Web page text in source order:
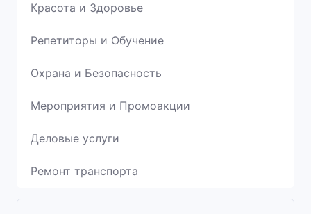
Красота и Здоровье
Репетиторы и Обучение
Охрана и Безопасность
Мероприятия и Промоакции
Деловые услуги
Ремонт транспорта